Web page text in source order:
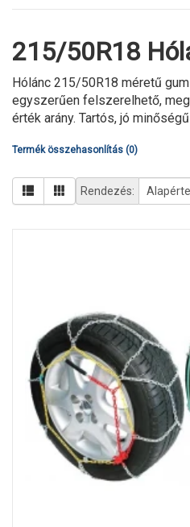
215/50R18
Hólánc 215/50R18 méretű
egyszerűen felszerelhető,
érték arány. Tartós, jó
Termék összehasonlítás (0)
Rendezés: